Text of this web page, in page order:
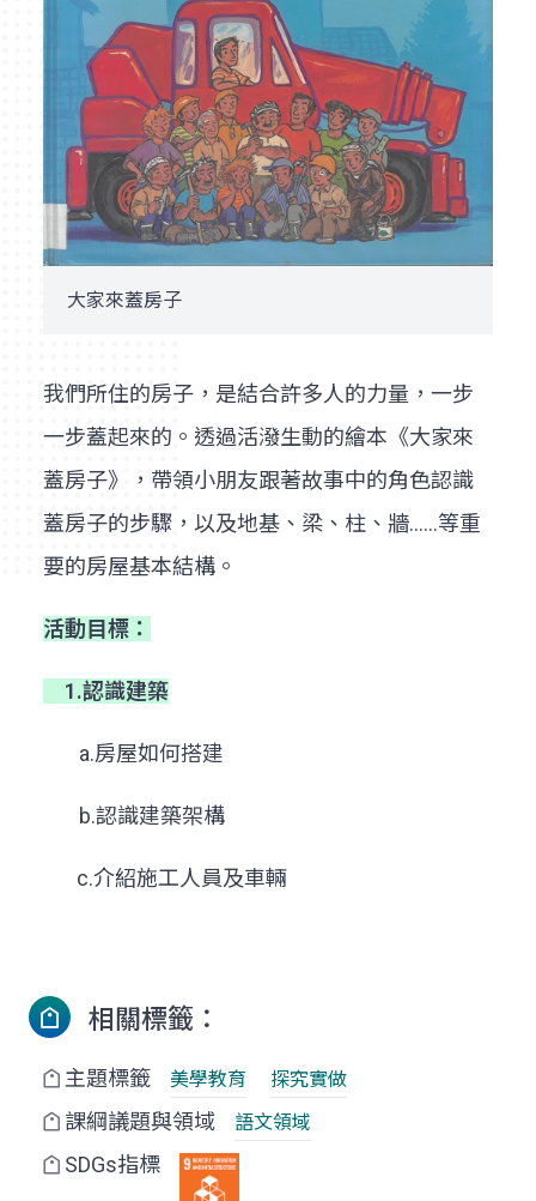
大家來蓋房子
我們所住的房子，是結合許多人的力量，一步
一步蓋起來的。透過活潑生動的繪本《大家來
蓋房子》，帶領小朋友跟著故事中的角色認識
蓋房子的步驟，以及地基、梁、柱、牆……等重
要的房屋基本結構。
活動目標：
1.認識建築
a.房屋如何搭建
b.認識建築架構
c.介紹施工人員及車輛
相關標籤：
主題標籤 美學教育 探究實做
課綱議題與領域 語文領域
SDGs指標